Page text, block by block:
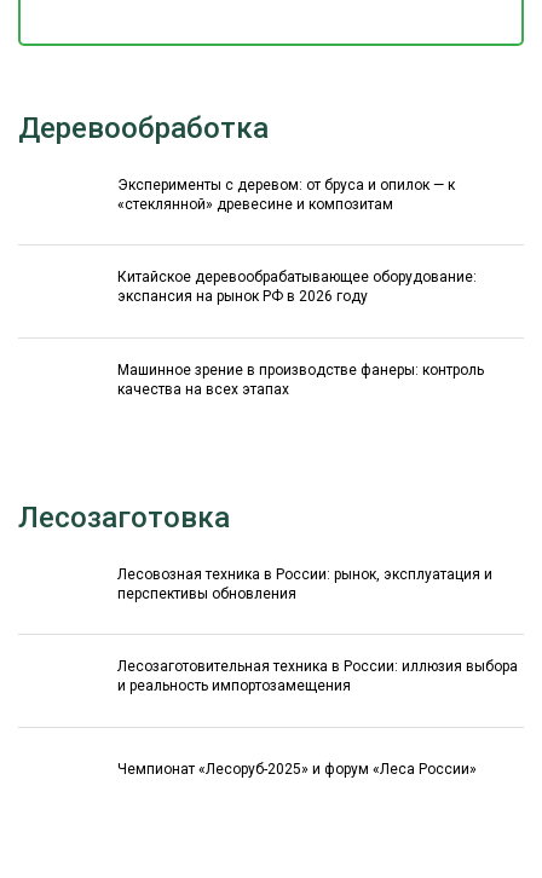
Деревообработка
Эксперименты с деревом: от бруса и опилок — к
«стеклянной» древесине и композитам
Китайское деревообрабатывающее оборудование:
экспансия на рынок РФ в 2026 году
Машинное зрение в производстве фанеры: контроль
качества на всех этапах
Лесозаготовка
Лесовозная техника в России: рынок, эксплуатация и
перспективы обновления
Лесозаготовительная техника в России: иллюзия выбора
и реальность импортозамещения
Чемпионат «Лесоруб-2025» и форум «Леса России»